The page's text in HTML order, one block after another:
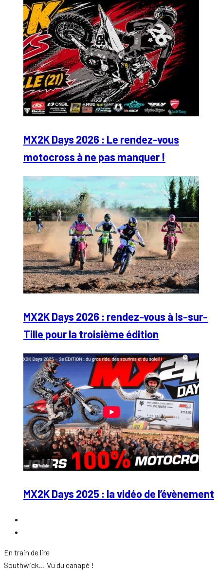
MX2K Days 2026 : Le rendez-vous
motocross à ne pas manquer !
MX2K Days 2026 : rendez-vous à Is-sur-
Tille pour la troisième édition
MX2K Days 2025 : la vidéo de l’évènement
En train de lire
Southwick… Vu du canapé !